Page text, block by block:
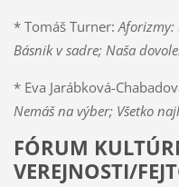
* Tomáš Turner: Aforizmy:
Básnik v sadre; Naša
* Eva Jarábková-
Nemáš na výber; Všetko
FÓRUM
VEREJNOSTI/